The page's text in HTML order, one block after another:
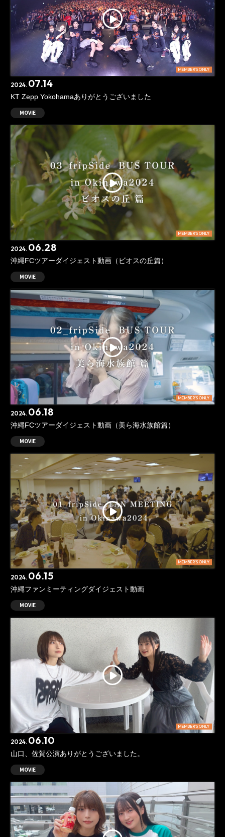
MEMBER'S ONLY
2024. 07.14
KT Zepp Yokohamaありがとうございました
MOVIE
MEMBER'S ONLY
2024. 06.28
沖縄FCツアーダイジェスト動画（ビオスの丘篇）
MOVIE
MEMBER'S ONLY
2024. 06.18
沖縄FCツアーダイジェスト動画（美ら海水族館篇）
MOVIE
MEMBER'S ONLY
2024. 06.15
沖縄ファンミーティングダイジェスト動画
MOVIE
MEMBER'S ONLY
2024. 06.10
山口、佐賀公演ありがとうございました。
MOVIE